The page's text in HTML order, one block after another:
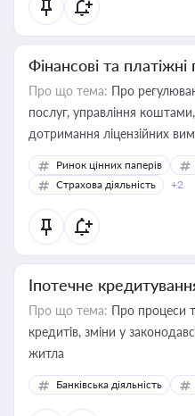
Фінансові та платіжні
Про що тема: Про
послуг, управління коштами, приймання платежів та
дотримання ліцензійних
Ринок цінних паперів
Страхова діяльність
+2
Іпотечне
Про що тема: Про процеси
кредитів, зміни у
житла
Банківська діяльність